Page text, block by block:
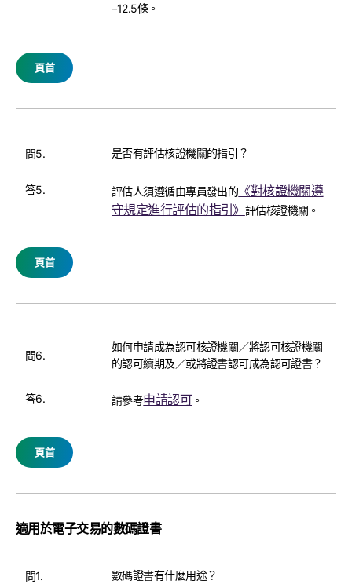
–12.5條。
頁首
問5. 是否有評估核證機關的指引？
答5. 評估人須遵循由專員發出的 《對核證機關遵
守規定進行評估的指引》 評估核證機關。
頁首
問6.
如何申請成為認可核證機關／將認可核證機關
的認可續期及／或將證書認可成為認可證書？
答6. 請參考申請認可。
頁首
適用於電子交易的數碼證書
問1. 數碼證書有什麼用途？